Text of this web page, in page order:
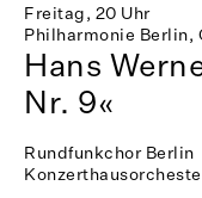
Freitag, 20 Uhr
Philharmonie Berlin,
Hans
Nr. 9«
Rundfunkchor Berlin